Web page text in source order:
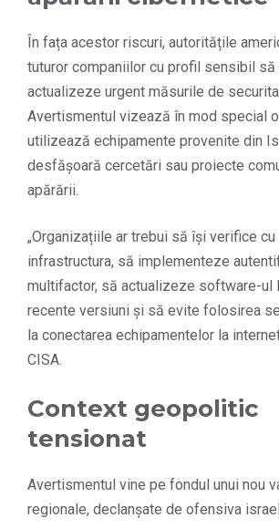
În fața acestor riscuri, autoritățile
tuturor companiilor cu profil sensibil
actualizeze urgent măsurile de
Avertismentul vizează în mod special
utilizează echipamente provenite din
desfășoară cercetări sau proiecte
apărării.
„Organizațiile ar trebui să își verifice
infrastructura, să implementeze
multifactor, să actualizeze software-ul
recente versiuni și să evite folosirea
la conectarea echipamentelor la
CISA.
Context geopolitic
tensionat
Avertismentul vine pe fondul unui nou
regionale, declanșate de ofensiva